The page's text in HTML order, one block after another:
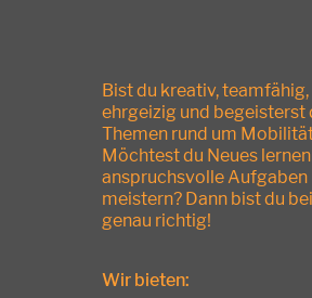
Bist du kreativ, teamfähig,
ehrgeizig und begeisterst
Themen rund um
Möchtest du Neues
anspruchsvolle Aufgaben
meistern? Dann bist du
genau richtig!
Wir bieten: